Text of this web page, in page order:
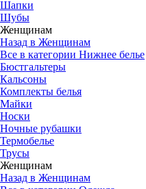
Шапки
Шубы
Женщинам
Назад в Женщинам
Все в категории Нижнее белье
Бюстгальтеры
Кальсоны
Комплекты белья
Майки
Носки
Ночные рубашки
Термобелье
Трусы
Женщинам
Назад в Женщинам